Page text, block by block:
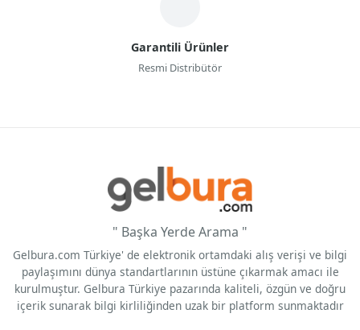
Garantili Ürünler
Resmi Distribütör
" Başka Yerde Arama "
Gelbura.com Türkiye' de elektronik ortamdaki alış verişi ve bilgi
paylaşımını dünya standartlarının üstüne çıkarmak amacı ile
kurulmuştur. Gelbura Türkiye pazarında kaliteli, özgün ve doğru
içerik sunarak bilgi kirliliğinden uzak bir platform sunmaktadır